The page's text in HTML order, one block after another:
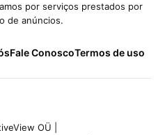
por serviços prestados por
de anúncios.
Fale ConoscoTermos de uso
OÜ |